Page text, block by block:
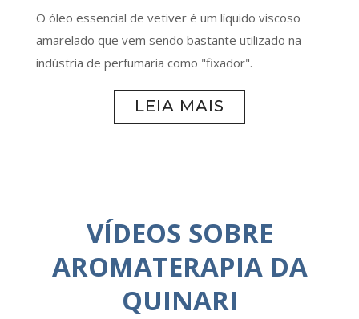
O óleo essencial de vetiver é um líquido viscoso
amarelado que vem sendo bastante utilizado na
indústria de perfumaria como "fixador".
LEIA MAIS
VÍDEOS SOBRE
AROMATERAPIA DA
QUINARI